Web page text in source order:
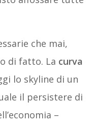
che mai,
di fatto. La curva
lo skyline di un
il persistere di
–